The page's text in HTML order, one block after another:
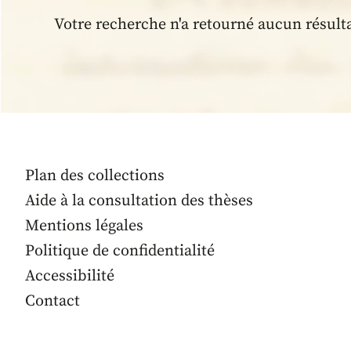
Votre recherche n'a retourné aucun
Plan des collections
Aide à la consultation des thèses
Mentions légales
Politique de confidentialité
Accessibilité
Contact